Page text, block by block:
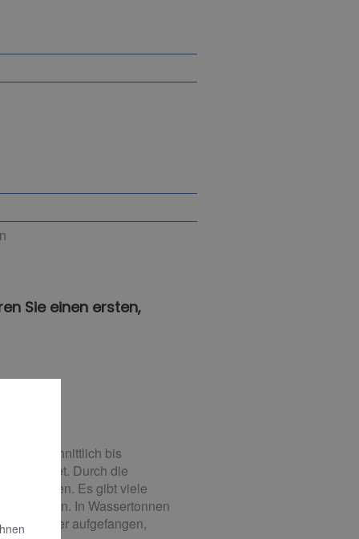
Sie einen ersten,
durchschnittlich bis
50 € kostet. Durch die
werden. Es gibt viele
In Wassertonnen
aufgefangen,